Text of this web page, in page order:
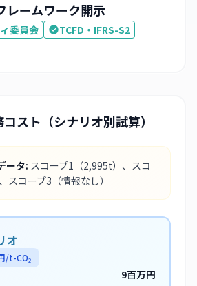
レームワーク開示
委員会
TCFD・IFRS-S2
スト（シナリオ別試算）
ータ: スコープ1 （2,995t） 、スコ
、スコープ3 （情報なし）
オ
/t-CO₂
9百万円